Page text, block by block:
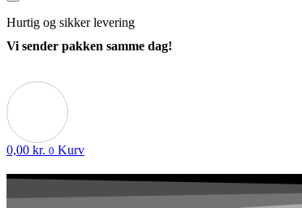
Hurtig og sikker levering
Vi sender pakken samme dag!
0,00 kr. 0 Kurv